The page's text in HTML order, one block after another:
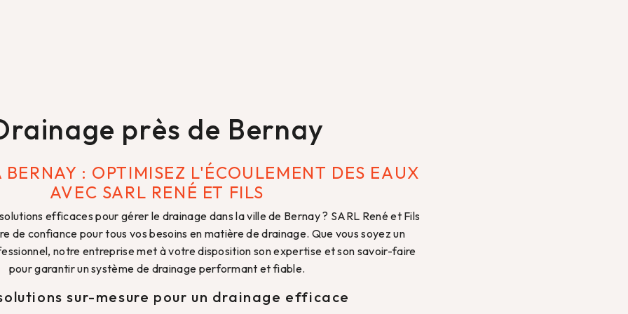
près de Bernay
: OPTIMISEZ L'ÉCOULEMENT DES EAUX
AVEC SARL RENÉ ET FILS
efficaces pour gérer le drainage dans la ville de Bernay ? SARL René et Fils
de confiance pour tous vos besoins en matière de drainage. Que vous soyez un
notre entreprise met à votre disposition son expertise et son savoir-faire
pour garantir un système de drainage performant et fiable.
sur-mesure pour un drainage efficace